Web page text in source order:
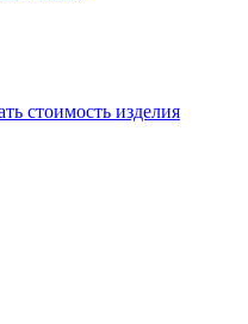
стоимость изделия